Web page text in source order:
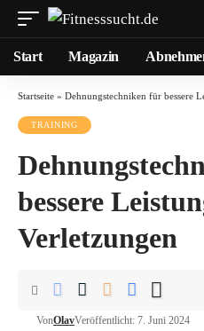
Start Magazin
Startseite » Dehnungstechniken für bessere
TRAINING
bessere
Verletzungen
VonOlavVeröffentlicht: 7. Juni 2024